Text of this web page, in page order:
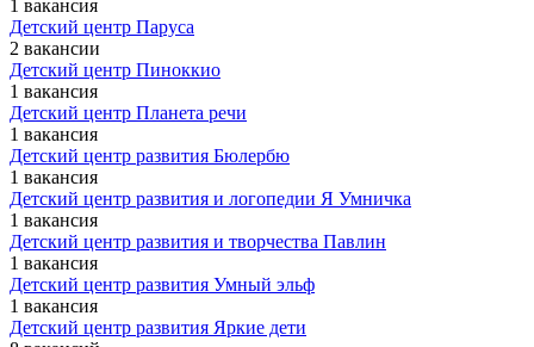
1 вакансия
Детский центр Паруса
2 вакансии
Детский центр Пиноккио
1 вакансия
Детский центр Планета речи
1 вакансия
Детский центр развития Бюлербю
1 вакансия
Детский центр развития и логопедии Я Умничка
1 вакансия
Детский центр развития и творчества Павлин
1 вакансия
Детский центр развития Умный эльф
1 вакансия
Детский центр развития Яркие дети